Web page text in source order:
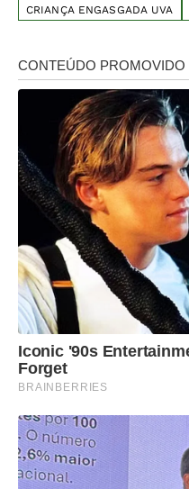
CRIANÇA ENGASGADA UVA